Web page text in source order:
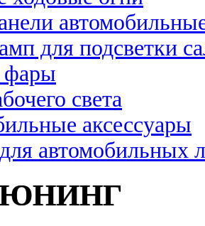
для подсветки
фары
света
аксессуары
автомобильных